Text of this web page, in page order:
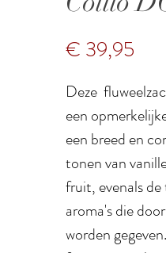
€ 39,95
Deze
een
een breed en
tonen van
fruit, evenals
aroma's die
worden